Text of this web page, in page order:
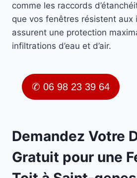
comme les raccords
que vos fenêtres résistent aux
assurent une protection
infiltrations d’eau et d’air.
✆ 06 98 23 39 64
Demandez Votre
Gratuit pour une